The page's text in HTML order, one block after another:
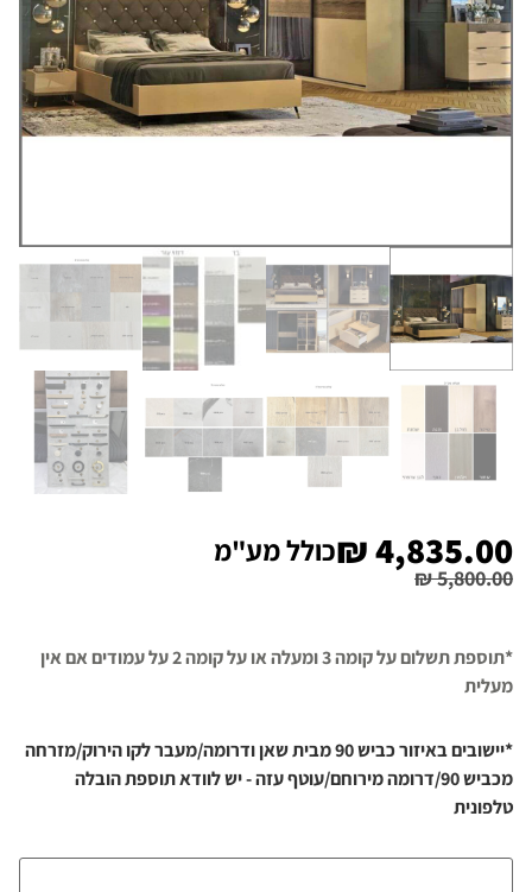
₪5,800.00
₪4,835.00 כולל מע"מ
*תוספת תשלום על קומה 3 ומעלה או על קומה 2 על עמודים אם אין
מעלית
*יישובים באיזור כביש 90 מבית שאן ודרומה/מעבר לקו הירוק/מזרחה
מכביש 90/דרומה מירוחם/עוטף עזה - יש לוודא תוספת הובלה
טלפונית